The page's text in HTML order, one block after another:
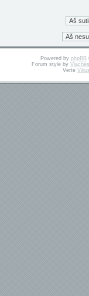
Powered by phpBB
Forum style by
Vertė